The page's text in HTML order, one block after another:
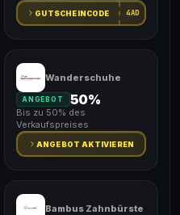
GUTSCHEINCODE 4AD
Wanderschuhe
ANGEBOT 50%
Bis zu 50% des
Verkaufspreises
ANGEBOT AKTIVIEREN
Bambus Zahnbürste